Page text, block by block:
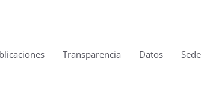
Transparencia Datos